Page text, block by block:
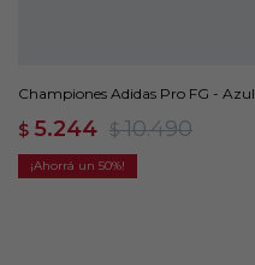
Championes Adidas Pro FG - Azul
$ 5.244 $ 10.490
50